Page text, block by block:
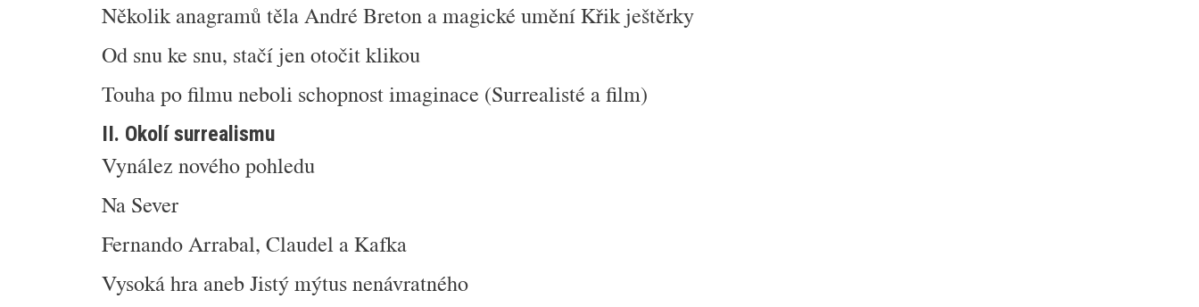
Několik anagramů těla André Breton a magické umění Křik ještěrky
Od snu ke snu, stačí jen otočit klikou
Touha po filmu neboli schopnost imaginace (Surrealisté a film)
II. Okolí surrealismu
Vynález nového pohledu
Na Sever
Fernando Arrabal, Claudel a Kafka
Vysoká hra aneb Jistý mýtus nenávratného